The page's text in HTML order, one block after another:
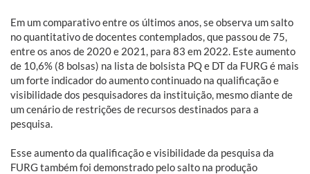
Em um comparativo entre os últimos anos, se observa um salto
no quantitativo de docentes contemplados, que passou de 75,
entre os anos de 2020 e 2021, para 83 em 2022. Este aumento
de 10,6% (8 bolsas) na lista de bolsista PQ e DT da FURG é mais
um forte indicador do aumento continuado na qualificação e
visibilidade dos pesquisadores da instituição, mesmo diante de
um cenário de restrições de recursos destinados para a
pesquisa.
Esse aumento da qualificação e visibilidade da pesquisa da
FURG também foi demonstrado pelo salto na produção